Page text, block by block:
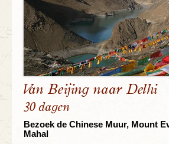
Van Beijing naar Delhi
30 dagen
Bezoek de Chinese Muur, Mount
Mahal